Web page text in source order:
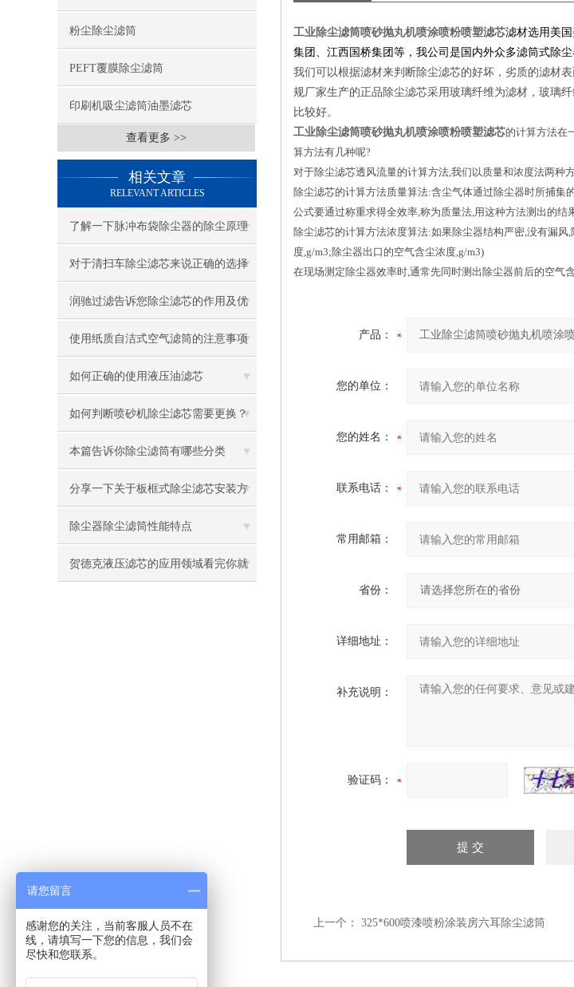
粉尘除尘滤筒
PEFT覆膜除尘滤筒
印刷机吸尘滤筒油墨滤芯
查看更多 >>
相关文章
RELEVANT ARTICLES
了解一下脉冲布袋除尘器的除尘原理
及设计吧
对于清扫车除尘滤芯来说正确的选择
滤布是很重要的
润驰过滤告诉您除尘滤芯的作用及优
点
使用纸质自洁式空气滤筒的注意事项
如何正确的使用液压油滤芯
如何判断喷砂机除尘滤芯需要更换？
本篇告诉你除尘滤筒有哪些分类
分享一下关于板框式除尘滤芯安装方
法及用途
除尘器除尘滤筒性能特点
贺德克液压滤芯的应用领域看完你就
工业除尘滤筒喷砂抛丸机喷涂喷粉喷塑滤芯滤材选用美
集团、江西国桥集团等，我公司是国内外众多滤筒式除尘
我们可以根据滤材来判断除尘滤芯的好坏，劣质的滤材
规厂家生产的正品除尘滤芯采用玻璃纤维为滤材，玻璃
比较好。
工业除尘滤筒喷砂抛丸机喷涂喷粉喷塑滤芯的计算方法在
算方法有几种呢?
对于除尘滤芯透风流量的计算方法,我们以质量和浓度法两种
除尘滤芯的计算方法质量算法:含尘气体通过除尘器时所捕集
公式要通过称重求得全效率,称为质量法,用这种方法测出的结
除尘滤芯的计算方法浓度算法:如果除尘器结构严密,没有漏风,
度,g/m3;除尘器出口的空气含尘浓度,g/m3)
在现场测定除尘器效率时,通常先同时测出除尘器前后的空气
产品：
您的单位：
您的姓名：
联系电话：
常用邮箱：
省份：
详细地址：
补充说明：
验证码：
上一个： 325*600喷漆喷粉涂装房六耳除尘滤筒
请您留言
感谢您的关注，当前客服人员不在
线，请填写一下您的信息，我们会
尽快和您联系。